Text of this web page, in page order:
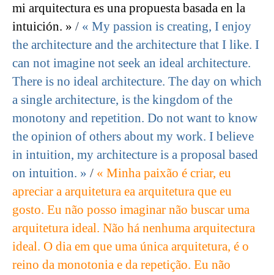
mi arquitectura es una propuesta basada en la
intuición. » / « My passion is creating, I enjoy
the architecture and the architecture that I like. I
can not imagine not seek an ideal architecture.
There is no ideal architecture. The day on which
a single architecture, is the kingdom of the
monotony and repetition. Do not want to know
the opinion of others about my work. I believe
in intuition, my architecture is a proposal based
on intuition. » / « Minha paixão é criar, eu
apreciar a arquitetura ea arquitetura que eu
gosto. Eu não posso imaginar não buscar uma
arquitetura ideal. Não há nenhuma arquitectura
ideal. O dia em que uma única arquitetura, é o
reino da monotonia e da repetição. Eu não